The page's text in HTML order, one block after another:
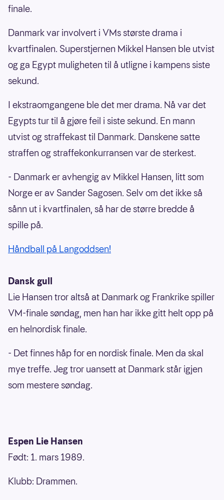
finale.
Danmark var involvert i VMs største drama i
kvartfinalen. Superstjernen Mikkel Hansen ble utvist
og ga Egypt muligheten til å utligne i kampens siste
sekund.
I ekstraomgangene ble det mer drama. Nå var det
Egypts tur til å gjøre feil i siste sekund. En mann
utvist og straffekast til Danmark. Danskene satte
straffen og straffekonkurransen var de sterkest.
- Danmark er avhengig av Mikkel Hansen, litt som
Norge er av Sander Sagosen. Selv om det ikke så
sånn ut i kvartfinalen, så har de større bredde å
spille på.
Håndball på Langoddsen!
Dansk gull
Lie Hansen tror altså at Danmark og Frankrike spiller
VM-finale søndag, men han har ikke gitt helt opp på
en helnordisk finale.
- Det finnes håp for en nordisk finale. Men da skal
mye treffe. Jeg tror uansett at Danmark står igjen
som mestere søndag.
Espen Lie Hansen
Født: 1. mars 1989.
Klubb: Drammen.